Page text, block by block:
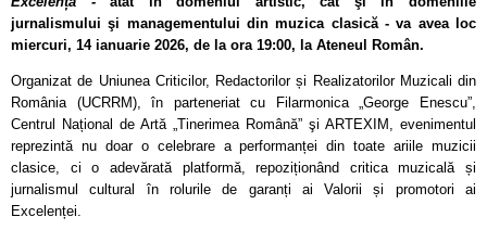
jurnalismului şi managementului din muzica clasică -va avea loc
miercuri, 14 ianuarie 2026, de la ora 19:00, la Ateneul Român.
Organizat de Uniunea Criticilor, Redactorilor și Realizatorilor Muzicali din
România (UCRRM), în parteneriat cu Filarmonica „George Enescu”,
Centrul Național de Artă „Tinerimea Română” şi ARTEXIM, evenimentul
reprezintă nu doar o celebrare a performanței din toate ariile muzicii
clasice, ci o adevărată platformă, repoziționând critica muzicală și
jurnalismul cultural în rolurile de garanți ai Valorii și promotori ai
Excelenței.